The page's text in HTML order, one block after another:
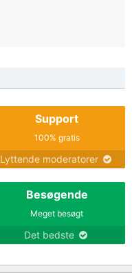
Support
100% gratis
Lyttende moderatorer
Besøgende
Meget besøgt
Det bedste